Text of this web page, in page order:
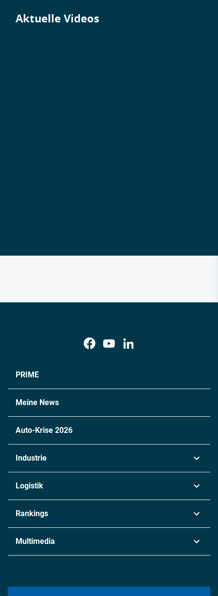
Aktuelle Videos
PRIME
Meine News
Auto-Krise 2026
Industrie
Chemie
Metall
Energie
Logistik
Rankings
Multimedia